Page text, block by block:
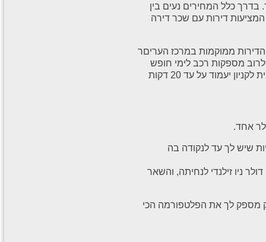
כלל המחירים נעים בין
המציעות דירות עם שכר דירה
ממוקמות במרכז העריםר
מספקות רכב לימי חופש
ולשעות הפנאי אחרי העבודה. מרחק הנסיעה מהבית לקניון יעמוד על עד 20 דקות
שיש לך עד לנקודה בה
עלות כרטיס טיסה, עלות ויזת העבודה ועוד כ 1000 דולר ניו זילנדי לנחיתה, והשאר
מספק לך את הפלטפורמה הכי